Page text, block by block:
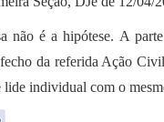
não é a hipótese. A
da referida Ação
lide individual com o